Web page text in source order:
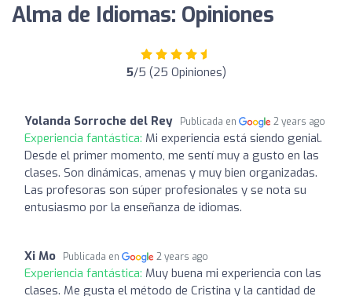
Alma de Idiomas: Opiniones
5/5 (25 Opiniones)
Yolanda Sorroche del Rey Publicada en 2 years ago
Experiencia fantástica: Mi experiencia está siendo genial.
Desde el primer momento, me sentí muy a gusto en las
clases. Son dinámicas, amenas y muy bien organizadas.
Las profesoras son súper profesionales y se nota su
entusiasmo por la enseñanza de idiomas.
Xi Mo Publicada en 2 years ago
Experiencia fantástica: Muy buena mi experiencia con las
clases. Me gusta el método de Cristina y la cantidad de